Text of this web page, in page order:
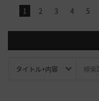
1 2 3 4 5